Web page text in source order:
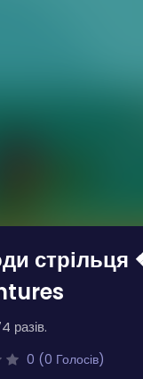
разів.
0 (0 Голосів)